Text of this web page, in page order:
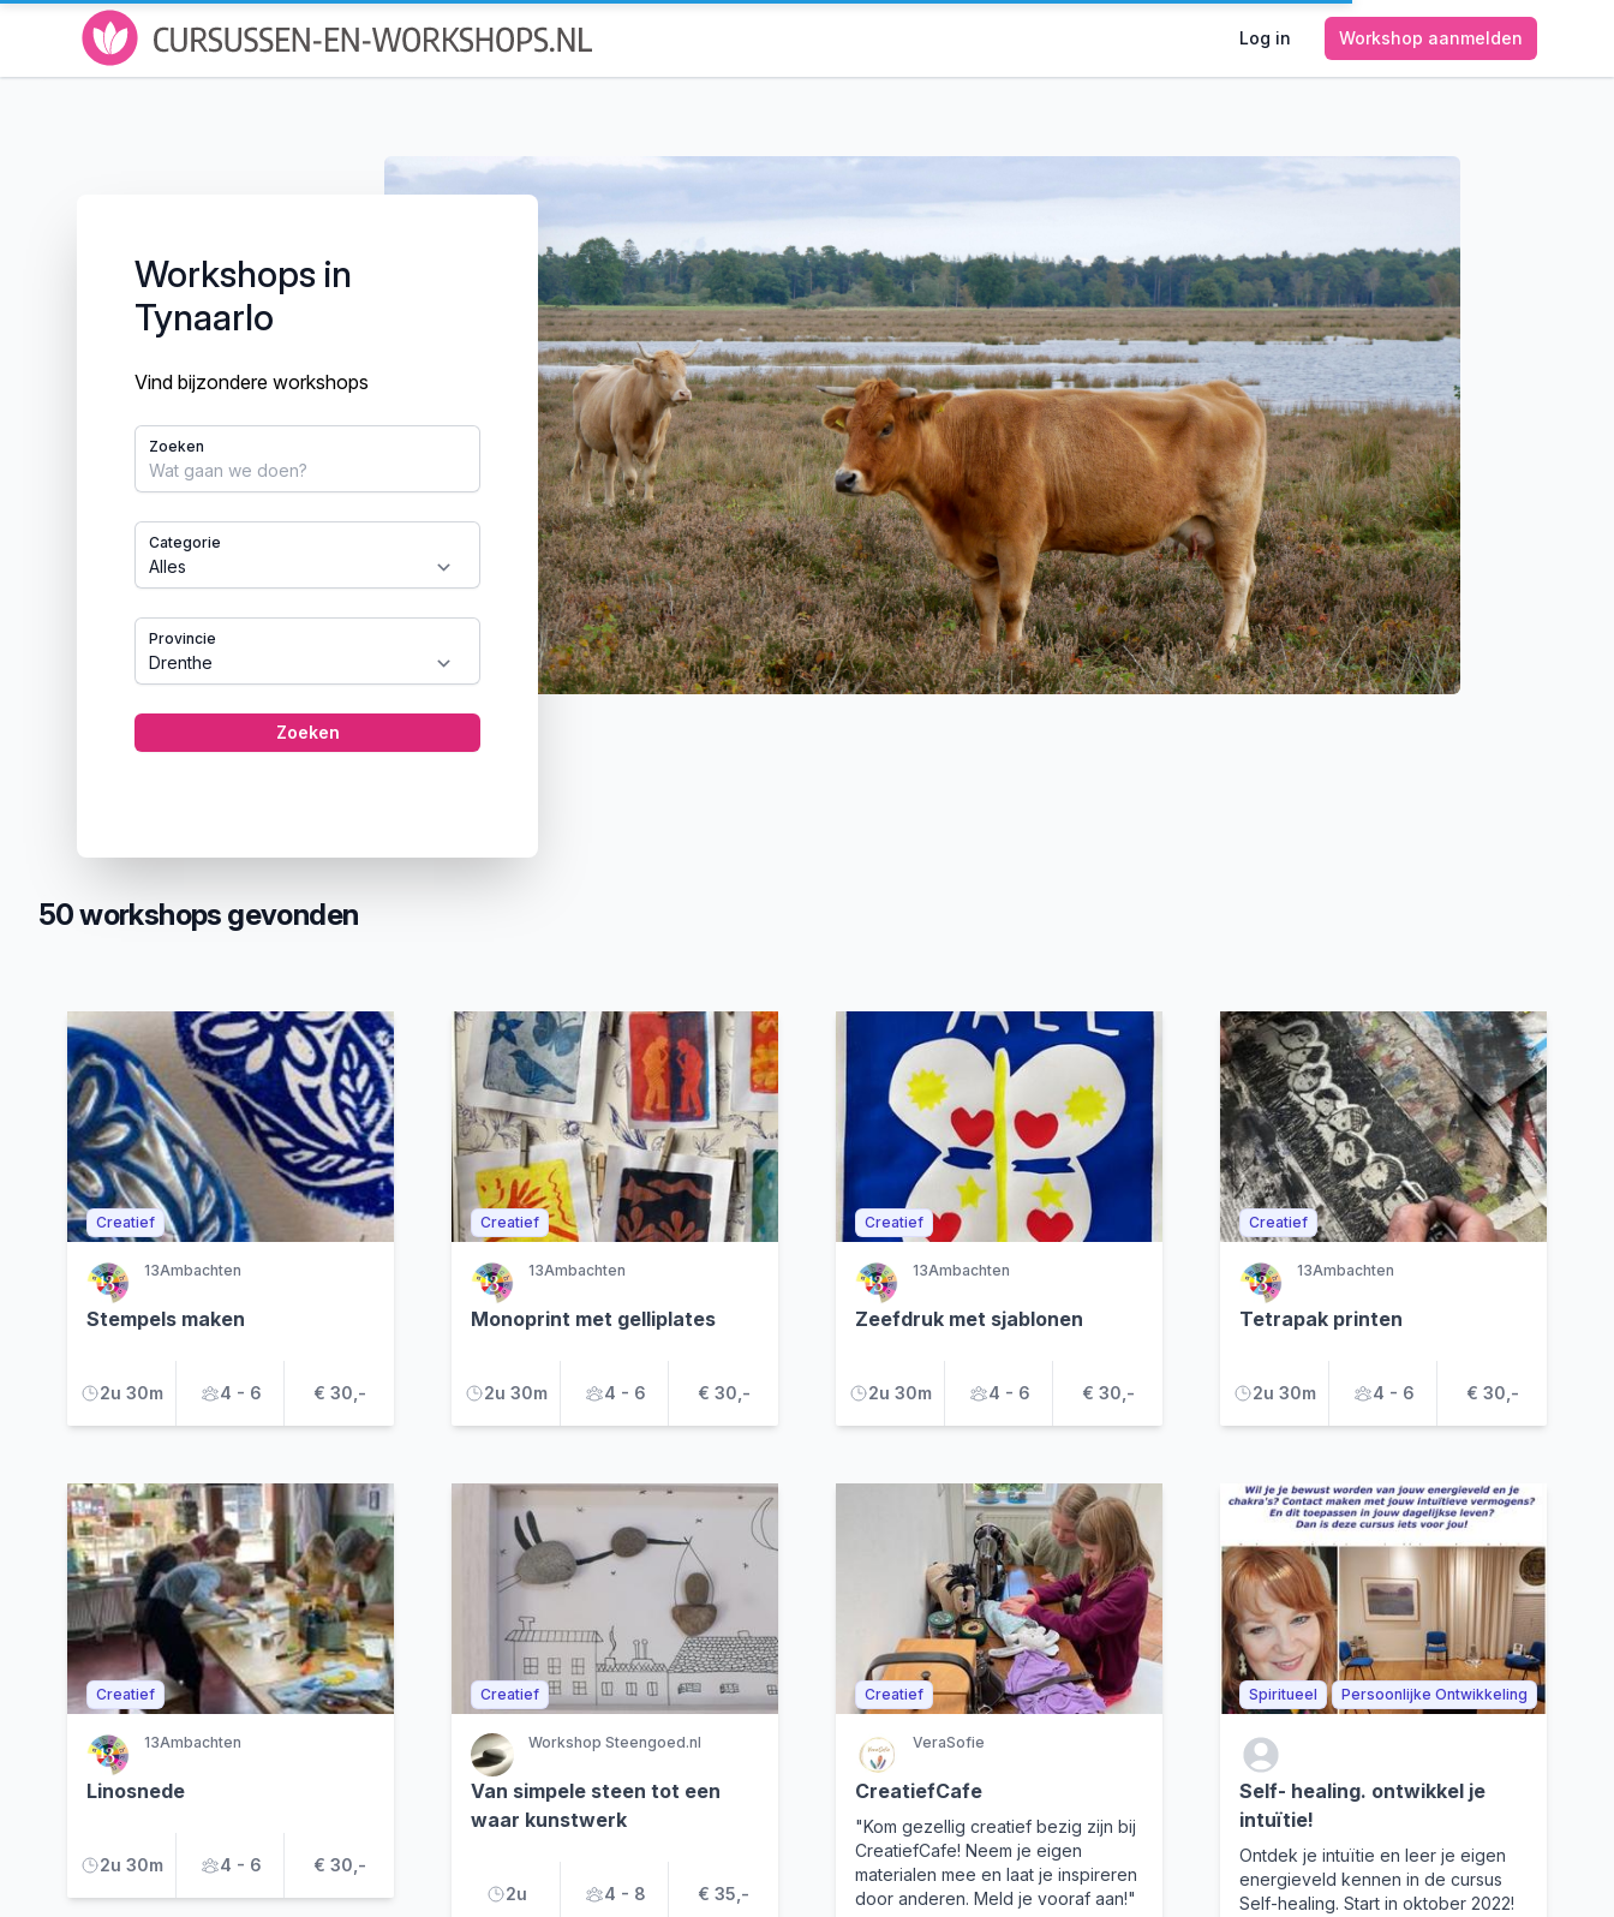
Log in Workshop aanmelden
Workshops in
Tynaarlo
Vind bijzondere workshops
Zoeken
Categorie
Provincie
Zoeken
50 workshops gevonden
Creatief
13Ambachten
Stempels maken
2u 30m 4 - 6 € 30,-
Creatief
13Ambachten
Monoprint met gelliplates
2u 30m 4 - 6 € 30,-
Creatief
13Ambachten
Zeefdruk met sjablonen
2u 30m 4 - 6 € 30,-
Creatief
13Ambachten
Tetrapak printen
2u 30m 4 - 6 € 30,-
Creatief
13Ambachten
Linosnede
2u 30m 4 - 6 € 30,-
Creatief
Workshop Steengoed.nl
Van simpele steen tot een
waar kunstwerk
2u 4 - 8 € 35,-
Creatief
VeraSofie
CreatiefCafe
"Kom gezellig creatief bezig zijn bij
CreatiefCafe! Neem je eigen
materialen mee en laat je inspireren
door anderen. Meld je vooraf aan!"
Spiritueel Persoonlijke Ontwikkeling
Self- healing. ontwikkel je
intuïtie!
Ontdek je intuïtie en leer je eigen
energieveld kennen in de cursus
Self-healing. Start in oktober 2022!